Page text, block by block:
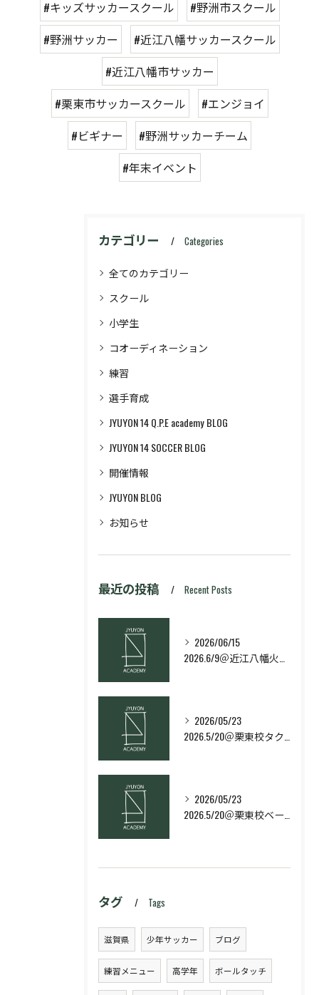
#キッズサッカースクール
#野洲市スクール
#野洲サッカー
#近江八幡サッカースクール
#近江八幡市サッカー
#栗東市サッカースクール
#エンジョイ
#ビギナー
#野洲サッカーチーム
#年末イベント
カテゴリー Categories
全てのカテゴリー
スクール
小学生
コオーディネーション
練習
選手育成
JYUYON 14 Q.P.E academy BLOG
JYUYON 14 SOCCER BLOG
開催情報
JYUYON BLOG
お知らせ
最近の投稿 Recent Posts
2026/06/15
2026/05/23
2026/05/23
タグ Tags
滋賀県 少年サッカー ブログ
練習メニュー 高学年 ボールタッチ